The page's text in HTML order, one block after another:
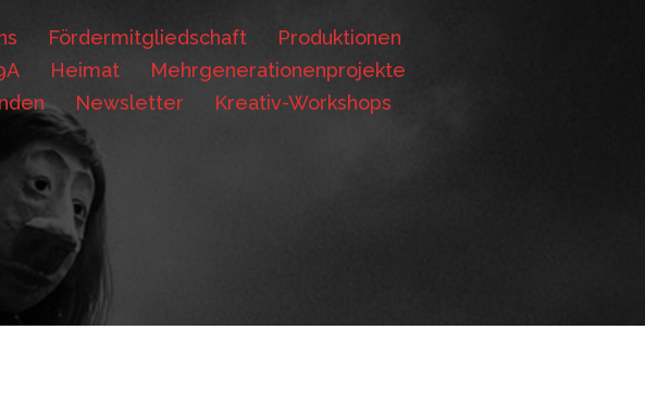
Fördermitgliedschaft
Produktionen
Heimat
Mehrgenerationenprojekte
Newsletter
Kreativ-Workshops